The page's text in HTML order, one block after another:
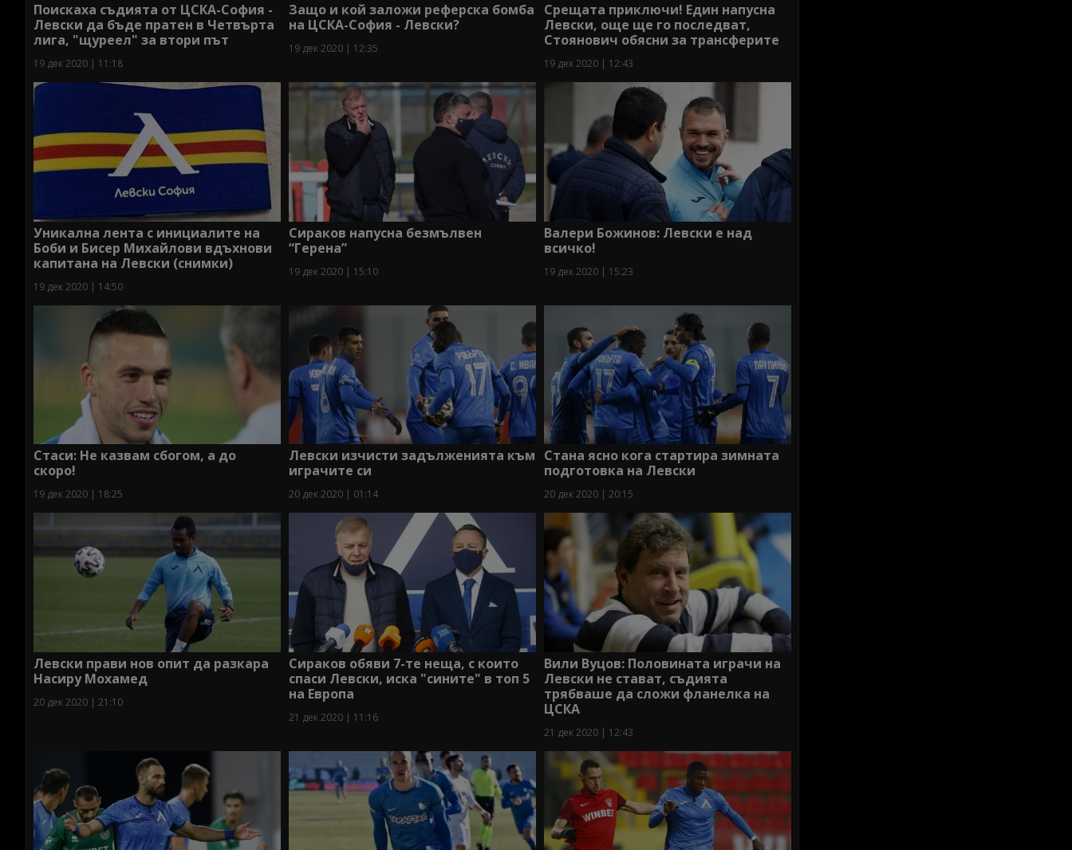
Поискаха съдията от ЦСКА-София -
Левски да бъде пратен в Четвърта
лига, "щуреел" за втори път
19 дек 2020 | 11:18
Защо и кой заложи реферска бомба
на ЦСКА-София - Левски?
19 дек 2020 | 12:35
Срещата приключи! Един напусна
Левски, още ще го последват,
Стоянович обясни за трансферите
19 дек 2020 | 12:43
Уникална лента с инициалите на
Боби и Бисер Михайлови вдъхнови
капитана на Левски (снимки)
19 дек 2020 | 14:50
Сираков напусна безмълвен
“Герена”
19 дек 2020 | 15:10
Валери Божинов: Левски е над
всичко!
19 дек 2020 | 15:23
Стаси: Не казвам сбогом, а до
скоро!
19 дек 2020 | 18:25
Левски изчисти задълженията към
играчите си
20 дек 2020 | 01:14
Стана ясно кога стартира зимната
подготовка на Левски
20 дек 2020 | 20:15
Левски прави нов опит да разкара
Насиру Мохамед
20 дек 2020 | 21:10
Сираков обяви 7-те неща, с които
спаси Левски, иска "сините" в топ 5
на Европа
21 дек 2020 | 11:16
Вили Вуцов: Половината играчи на
Левски не стават, съдията
трябваше да сложи фланелка на
ЦСКА
21 дек 2020 | 12:43